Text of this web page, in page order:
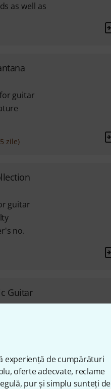
experiență de cumpărături
oferte adecvate, reclame
pur și simplu sunteți de
as well as
guitar
zile)
guitar
no.
Guitar